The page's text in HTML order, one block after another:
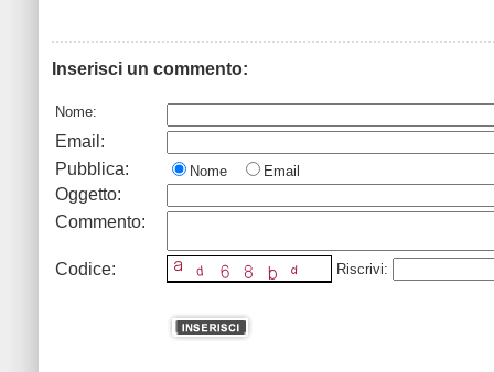
Inserisci un commento:
Nome:
Email:
Pubblica:
Nome Email
Oggetto:
Commento:
Codice: Riscrivi: